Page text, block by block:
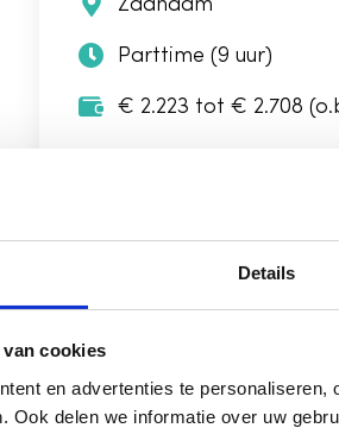
Details
cookies
en advertenties te
Ook delen we informatie over uw
Zaandam
Parttime (9 uur)
€ 2.223 tot € 2.708
Pedagogisch
verticale groep –
Noordrijk